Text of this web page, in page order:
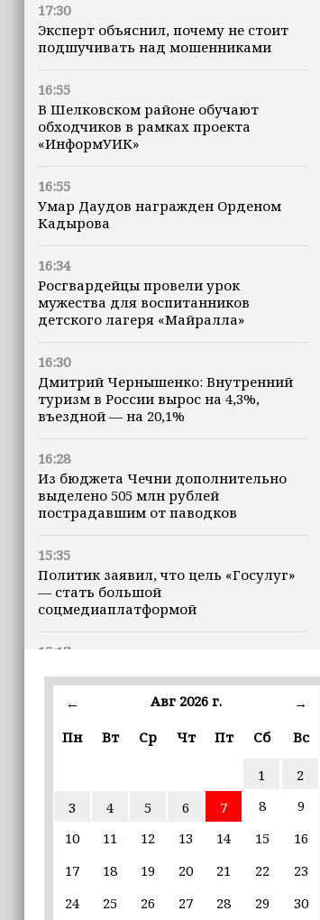
17:30
Эксперт объяснил, почему не стоит
подшучивать над мошенниками
16:55
В Шелковском районе обучают
обходчиков в рамках проекта
«ИнформУИК»
16:55
Умар Даудов награжден Орденом
Кадырова
16:34
Росгвардейцы провели урок
мужества для воспитанников
детского лагеря «Майралла»
16:30
Дмитрий Чернышенко: Внутренний
туризм в России вырос на 4,3%,
въездной — на 20,1%
16:28
Из бюджета Чечни дополнительно
выделено 505 млн рублей
пострадавшим от паводков
15:35
Политик заявил, что цель «Госулуг»
— стать большой
соцмедиаплатформой
15:17
готовы к приёму голосов
избирателей
15:02
Пакистан подписали «Мекканское
соглашение» о коллективной обороне
14:58
Кадыров: сдача в плен становится
для многих военнослужащих ВСУ
единственной альтернативой гибели
← Авг 2026 г.
→
Пн
Вт Ср Чт Пт Сб Вс
1
2
3
4 5 6 7 8
9
10
11 12 13 14 15
16
17
18 19 20 21 22
23
24
25 26 27 28 29
30